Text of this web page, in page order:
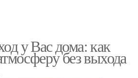
у Вас дома: как
без выхода